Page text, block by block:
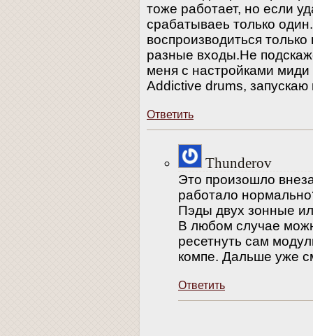
тоже работает, но если
срабатываеь только
воспроизводиться
разные входы.Не
меня с настройками миди
Addictive drums, запускаю
Ответить
Thunderov
Это произошло
работало
Пэды двух зонные
В любом случае
ресетнуть сам
компе. Дальше уже
Ответить